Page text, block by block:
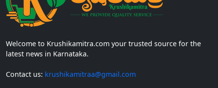
Welcome to Krushikamitra.com your trusted source for the
latest news in Karnataka.
Contact us: krushikamitraa@gmail.com